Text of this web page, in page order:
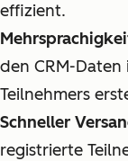
effizient.
den CRM-
Teilnehmers
Schneller
registrierte